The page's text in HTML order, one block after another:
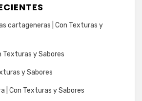
cartageneras | Con Texturas y
Texturas y Sabores
y Sabores
| Con Texturas y Sabores